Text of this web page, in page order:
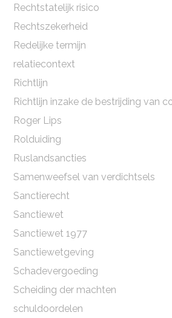
Rechtstatelijk risico
Rechtszekerheid
Redelijke termijn
relatiecontext
Richtlijn
Richtlijn inzake de bestrijding van
Roger Lips
Rolduiding
Ruslandsancties
Samenweefsel van verdichtsels
Sanctierecht
Sanctiewet
Sanctiewet 1977
Sanctiewetgeving
Schadevergoeding
Scheiding der machten
schuldoordelen